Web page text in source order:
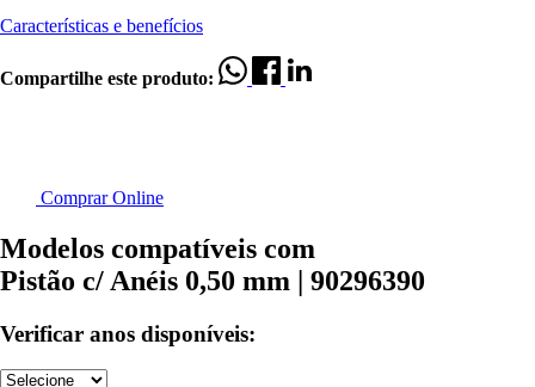
Características e benefícios
Compartilhe este produto:
Comprar Online
Modelos compatíveis com
Pistão c/ Anéis 0,50 mm | 90296390
Verificar anos disponíveis: